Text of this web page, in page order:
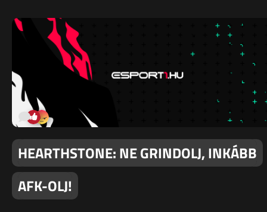
HEARTHSTONE: NE GRINDOLJ, INKÁBB
AFK-OLJ!